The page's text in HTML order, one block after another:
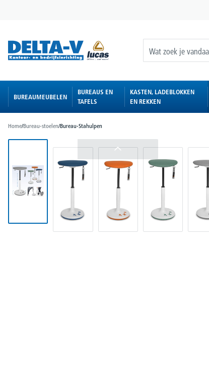
BUREAUMEUBELEN
BUREAUS EN
TAFELS
KASTEN, LADEBLOKKEN
EN REKKEN
Home/Bureau-stoelen/Bureau-Stahulpen